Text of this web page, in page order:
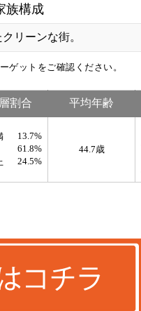
族構成
リーンな街。
ゲットをご確認ください。
割合 平均年齢
13.7%
61.8%
24.5%
44.7歳